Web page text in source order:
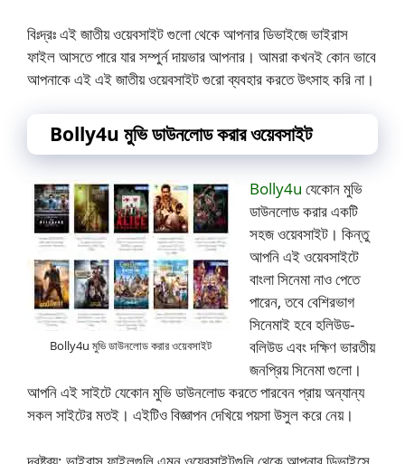
বিঃদ্রঃ এই জাতীয় ওয়েবসাইট গুলো থেকে আপনার ডিভাইজে ভাইরাস
ফাইল আসতে পারে যার সম্পুর্ন দায়ভার আপনার। আমরা কখনই কোন ভাবে
আপনাকে এই এই জাতীয় ওয়েবসাইট গুরো ব্যবহার করতে উৎসাহ করি না।
Bolly4u মুভি ডাউনলোড করার ওয়েবসাইট
Bolly4u মুভি ডাউনলোড করার ওয়েবসাইট
Bolly4u যেকোন মুভি
ডাউনলোড করার একটি
সহজ ওয়েবসাইট। কিন্তু
আপনি এই ওয়েবসাইটে
বাংলা সিনেমা নাও পেতে
পারেন, তবে বেশিরভাগ
সিনেমাই হবে হলিউড-
বলিউড এবং দক্ষিণ ভারতীয়
জনপ্রিয় সিনেমা গুলো।
আপনি এই সাইটে যেকোন মুভি ডাউনলোড করতে পারবেন প্রায় অন্যান্য
সকল সাইটের মতই। এইটিও বিজ্ঞাপন দেখিয়ে পয়সা উসুল করে নেয়।